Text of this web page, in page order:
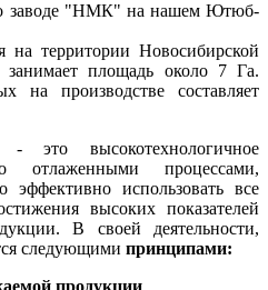
заводе "НМК" на нашем Ютюб-
на территории Новосибирской
площадь около 7 Га.
на производстве составляет
- это высокотехнологичное
отлаженными процессами,
эффективно использовать все
высоких показателей
В своей деятельности,
следующими принципами: